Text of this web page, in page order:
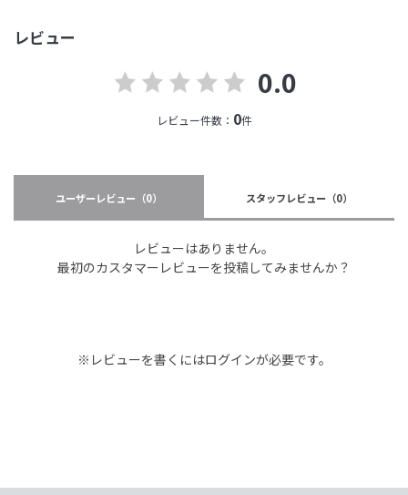
レビュー
0.0
レビュー件数： 0件
ユーザーレビュー （0） スタッフレビュー （0）
レビューはありません。
最初のカスタマーレビューを投稿してみませんか？
※レビューを書くにはログインが必要です。